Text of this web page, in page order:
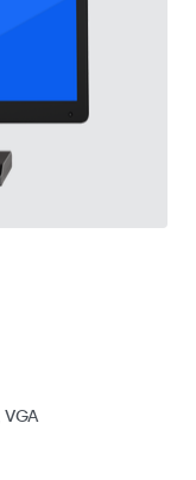
VGA